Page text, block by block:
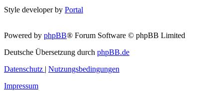
Style developer by Portal
Powered by phpBB® Forum Software © phpBB Limited
Deutsche Übersetzung durch phpBB.de
Datenschutz | Nutzungsbedingungen
Impressum